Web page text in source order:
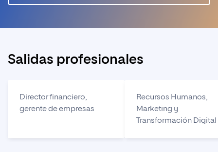
Salidas profesionales
Director financiero,
gerente de empresas
Recursos Humanos,
Marketing y
Transformación Digital